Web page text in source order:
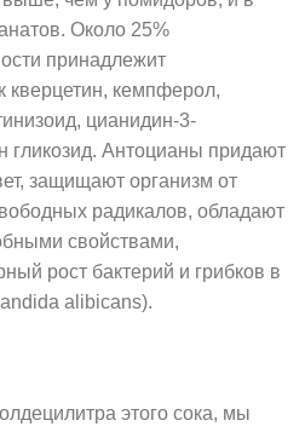
Около 25%
принадлежит
кверцетин, кемпферол,
цианидин-3-
гликозид. Антоцианы придают
защищают организм от
радикалов, обладают
свойствами,
рост бактерий и грибков в
alibicans).
этого сока, мы